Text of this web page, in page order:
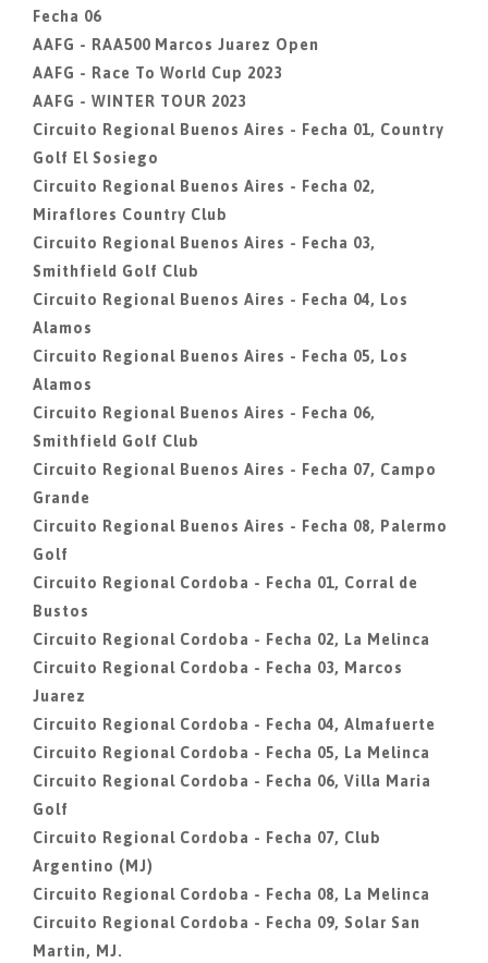
Fecha 06
AAFG - RAA500 Marcos Juarez Open
AAFG - Race To World Cup 2023
AAFG - WINTER TOUR 2023
Circuito Regional Buenos Aires - Fecha 01, Country
Golf El Sosiego
Circuito Regional Buenos Aires - Fecha 02,
Miraflores Country Club
Circuito Regional Buenos Aires - Fecha 03,
Smithfield Golf Club
Circuito Regional Buenos Aires - Fecha 04, Los
Alamos
Circuito Regional Buenos Aires - Fecha 05, Los
Alamos
Circuito Regional Buenos Aires - Fecha 06,
Smithfield Golf Club
Circuito Regional Buenos Aires - Fecha 07, Campo
Grande
Circuito Regional Buenos Aires - Fecha 08, Palermo
Golf
Circuito Regional Cordoba - Fecha 01, Corral de
Bustos
Circuito Regional Cordoba - Fecha 02, La Melinca
Circuito Regional Cordoba - Fecha 03, Marcos
Juarez
Circuito Regional Cordoba - Fecha 04, Almafuerte
Circuito Regional Cordoba - Fecha 05, La Melinca
Circuito Regional Cordoba - Fecha 06, Villa Maria
Golf
Circuito Regional Cordoba - Fecha 07, Club
Argentino (MJ)
Circuito Regional Cordoba - Fecha 08, La Melinca
Circuito Regional Cordoba - Fecha 09, Solar San
Martin, MJ.